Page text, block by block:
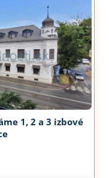
1, 2 a 3 izbové